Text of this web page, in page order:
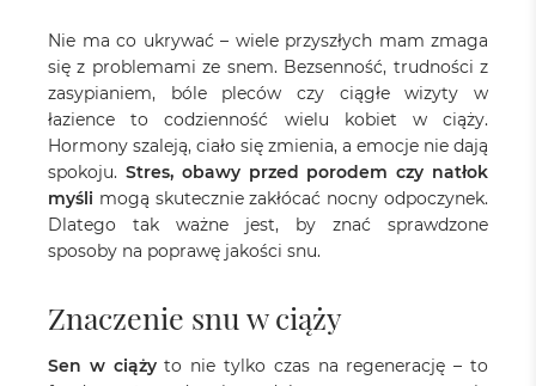
Nie ma co ukrywać – wiele przyszłych mam zmaga
się z problemami ze snem. Bezsenność, trudności z
zasypianiem, bóle pleców czy ciągłe wizyty w
łazience to codzienność wielu kobiet w ciąży.
Hormony szaleją, ciało się zmienia, a emocje nie dają
spokoju. Stres, obawy przed porodem czy natłok
myśli mogą skutecznie zakłócać nocny odpoczynek.
Dlatego tak ważne jest, by znać sprawdzone
sposoby na poprawę jakości snu.
Znaczenie snu w ciąży
Sen w ciążyto nie tylko czas na regenerację – to